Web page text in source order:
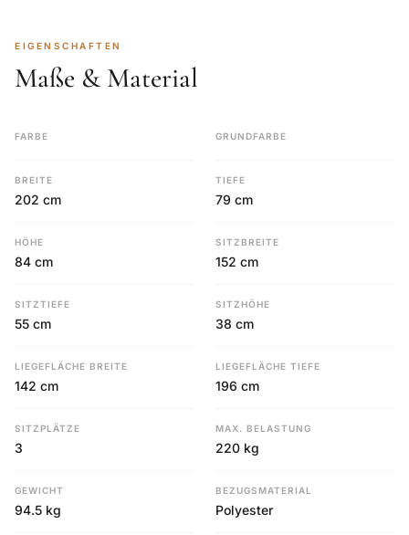
EIGENSCHAFTEN
Maße & Material
FARBE GRUNDFARBE
BREITE
202 cm
TIEFE
79 cm
HÖHE
84 cm
SITZBREITE
152 cm
SITZTIEFE
55 cm
SITZHÖHE
38 cm
LIEGEFLÄCHE BREITE
142 cm
LIEGEFLÄCHE TIEFE
196 cm
SITZPLÄTZE
3
MAX. BELASTUNG
220 kg
GEWICHT
94.5 kg
BEZUGSMATERIAL
Polyester